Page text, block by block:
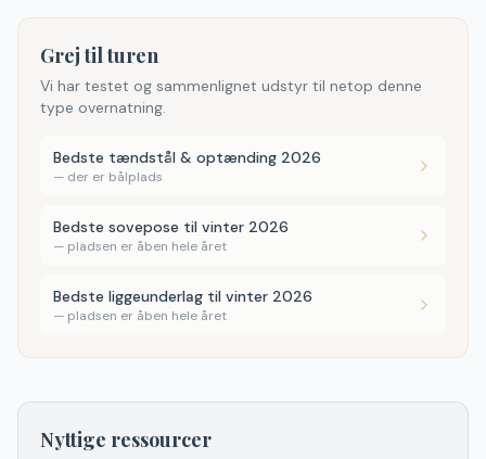
Grej til turen
Vi har testet og sammenlignet udstyr til netop denne
type overnatning.
Bedste tændstål & optænding 2026
— der er bålplads
Bedste sovepose til vinter 2026
— pladsen er åben hele året
Bedste liggeunderlag til vinter 2026
— pladsen er åben hele året
Nyttige ressourcer